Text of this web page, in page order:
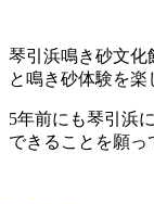
琴引浜鳴き砂文化
と鳴き砂体験を楽
5年前にも琴引浜
できることを願っ